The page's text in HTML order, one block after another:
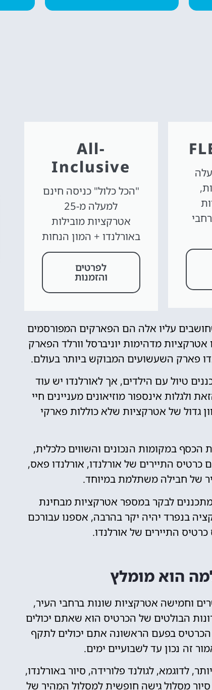
All-
Inclusive
"הכל כלול" כניסה חינם
למעלה מ-25
אטרקציות מובילות
באורלנדו + המון הנחות
לפרטים
והזמנות
עליו אלה הם הפארקים המפורסמים
מדהימות יוניברסל וורלד הפארק
פארק השעשועים המבוקש ביותר בעולם.
טיול עם הילדים, אך לאורלנדו יש עוד
אינספור מוזיאונים מעניינים חיי
גדול של אטרקציות שלא כוללות פארקי
במקומות הנכונים והשווים כלכלית,
כרטיס התיירים של אורלנדו, אורלנדו פאס,
של חבילה משתלמת במיוחד.
לבקר במספר אטרקציות מבחינת
בנפרד יהיה יקר בהרבה, אספנו עבורכם
התיירים של אורלנדו.
הוא מומלץ
וחמישה אטרקציות שונות ברחבי העיר,
הבולטים של הכרטיס הוא שאתם יכולים
בפעם הראשונה אתם יכולים לתקף
זה נכון עד לשבועיים ימים.
לדוגמא, לגולנד פלורידה, סיור באורלנדו,
סיור מסלול גישה חופשית למסלול המהיר של